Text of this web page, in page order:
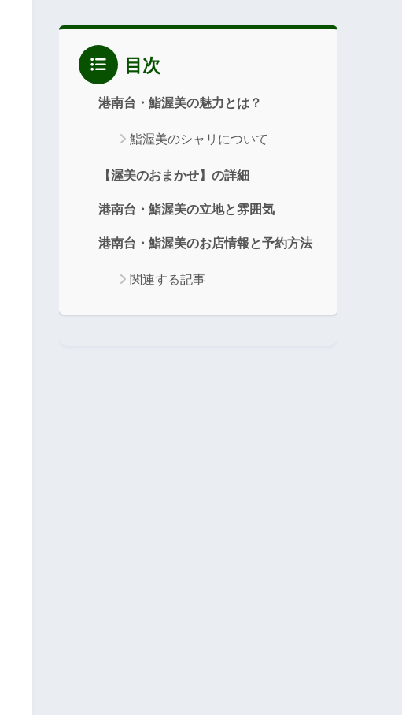
目次
港南台・鮨渥美の魅力とは？
鮨渥美のシャリについて
【渥美のおまかせ】の詳細
港南台・鮨渥美の立地と雰囲気
港南台・鮨渥美のお店情報と予約方法
関連する記事